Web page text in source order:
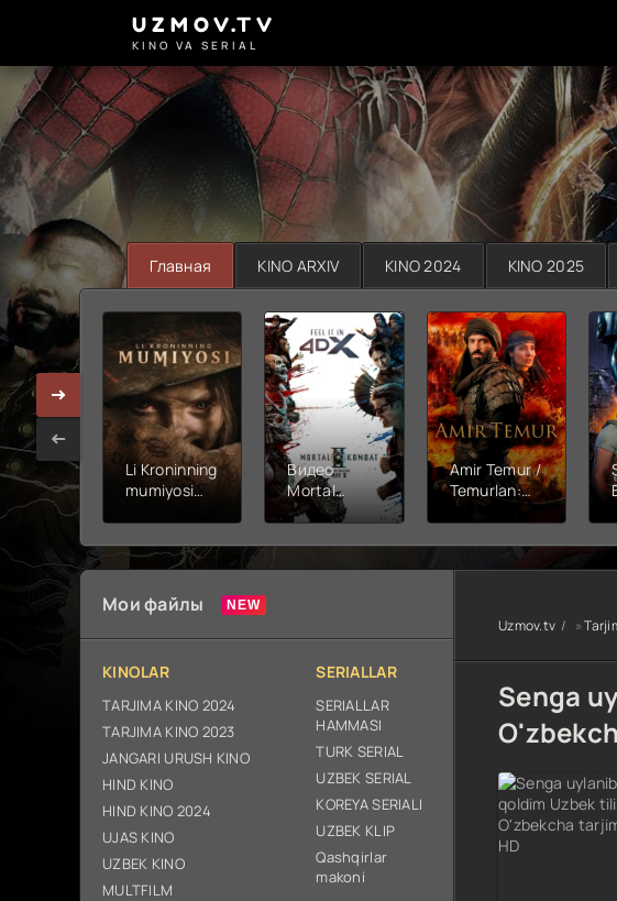
UZMOV.TV
KINO VA SERIAL
Главная KINO ARXIV KINO 2024 KINO 2025
Li Kroninning
mumiyosi
tarjima HD
skachat
Видео
Mortal
kombat 2 /
(2026)
Uzbek tilida
Amir Temur /
Temurlan:
Fathchining
Premyera
Netflix filmi
O'zbekcha
2026
tarjima kino
ix skachat
Мои файлы
KINOLAR
TARJIMA KINO 2024
TARJIMA KINO 2023
JANGARI URUSH KINO
HIND KINO
HIND KINO 2024
UJAS KINO
UZBEK KINO
MULTFILM
SERIALLAR
SERIALLAR
HAMMASI
TURK SERIAL
UZBEK SERIAL
KOREYA SERIALI
UZBEK KLIP
Qashqirlar
makoni
Uzmov.tv »
Senga